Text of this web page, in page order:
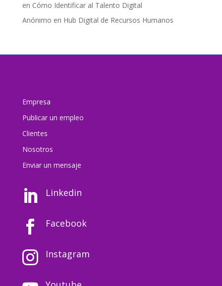
en Cómo Identificar al Talento Digital
Anónimo en Hub Digital de Recursos Humanos
Empresa
Publicar un empleo
Clientes
Nosotros
Enviar un mensaje
 Linkedin
 Facebook
 Instagram